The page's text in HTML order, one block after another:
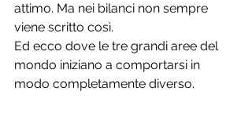
attimo. Ma nei bilanci non sempre
viene scritto così.
Ed ecco dove le tre grandi aree del
mondo iniziano a comportarsi in
modo completamente diverso.